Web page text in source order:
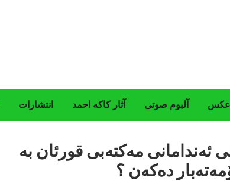
انتشارات آثار کاکه احمد آلبوم صوتی عکس
ئەندامانی مەکتەبی قورئان به
دەکەن ؟